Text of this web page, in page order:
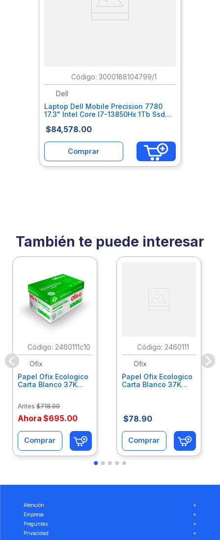
: 3000188104799/1
Dell
Laptop Dell Mobile Precision 7780
17.3" Intel Core I7-13850Hx 1Tb Ssd
Dehlatab862
$84,578.00
Comprar
También te puede interesar
: 2460111c10
Ofix
Papel Ofix Ecologico
Carta Blanco 37K
Antes $718.00
Ahora $695.00
Comprar
: 2460111
Ofix
Papel Ofix Ecologico
Carta Blanco 37K
$78.90
Comprar
Atención
+
Empresa
+
Preguntas
+
Privacidad
+